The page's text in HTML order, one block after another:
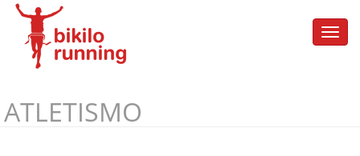
ATLETISMO